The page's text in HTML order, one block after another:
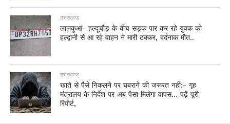
उत्तराखण्ड
लालकुआं- हल्दूचौड़ के बीच सड़क पार कर रहे युवक को
हल्द्वानी से आ रहे वाहन ने मारी टक्कर, दर्दनाक मौत..
उत्तराखण्ड
खाते से पैसे निकलने पर घबराने की जरूरत नहीं:- गृह
मंत्रालय के निर्देश पर अब पैसा मिलेगा वापस… पढ़ें पूरी
रिपोर्ट,